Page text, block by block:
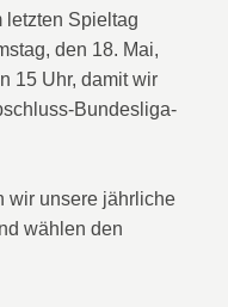
letzten Spieltag
den 18. Mai,
15 Uhr, damit wir
Bundesliga-
wir unsere jährliche
wählen den